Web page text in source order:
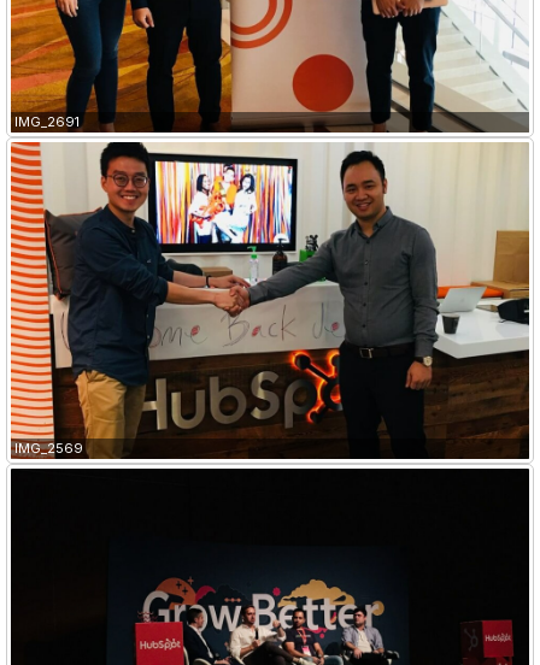
IMG_2691
IMG_2569